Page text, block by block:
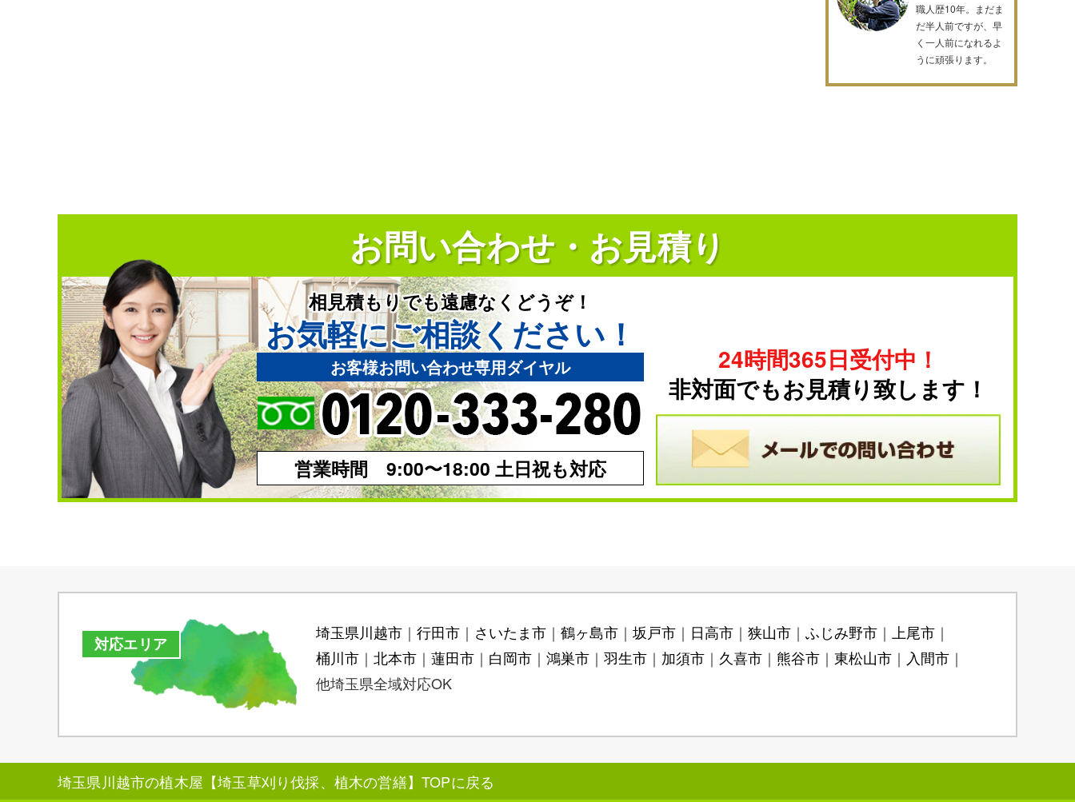
職人歴10年。まだま
だ半人前ですが、早
く一人前になれるよ
うに頑張ります。
お問い合わせ・お見積り
相見積もりでも遠慮なくどうぞ！
お気軽にご相談ください！
お客様お問い合わせ専用ダイヤル
営業時間 9:00〜18:00 土日祝も対応
24時間365日受付中！
非対面でもお見積り致します！
対応エリア
埼玉県川越市 行田市 さいたま市 鶴ヶ島市 坂戸市 日高市 狭山市 ふじみ野市
上尾市
桶川市
北本市 蓮田市 白岡市 鴻巣市 羽生市 加須市 久喜市 熊谷市 東松山市
入間市
他埼玉県全域対応OK
埼玉県川越市の植木屋【埼玉草刈り伐採、植木の営繕】TOPに戻る